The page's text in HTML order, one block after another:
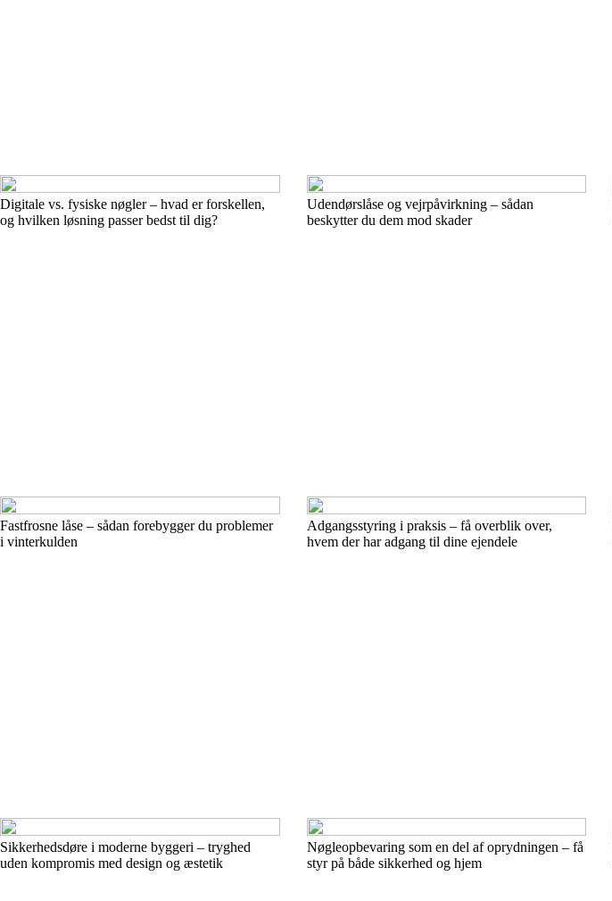
Digitale vs. fysiske nøgler – hvad er forskellen,
og hvilken løsning passer bedst til dig?
Udendørslåse og vejrpåvirkning – sådan
beskytter du dem mod skader
Fastfrosne låse – sådan forebygger du problemer
i vinterkulden
Adgangsstyring i praksis – få overblik over,
hvem der har adgang til dine ejendele
Sikkerhedsdøre i moderne byggeri – tryghed
uden kompromis med design og æstetik
Nøgleopbevaring som en del af oprydningen – få
styr på både sikkerhed og hjem